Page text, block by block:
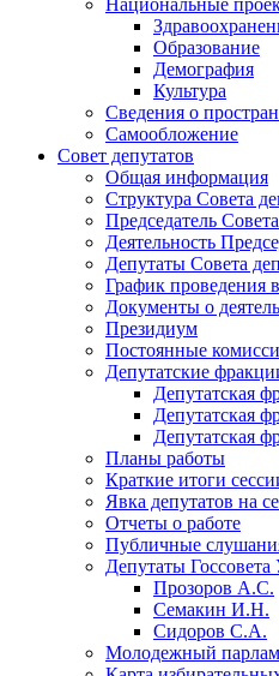
Образование
Демография
Культура
Сведения о
Самообложение
Совет депутатов
Общая информация
Структура Совета
Председатель
Деятельность
Депутаты Совета
График проведения
Документы о
Президиум
Постоянные
Депутатские
Депутатская
Планы работы
Краткие итоги
Явка депутатов на
Отчеты о работе
Публичные
Депутаты
Прозоров А.С.
Семакин И.Н.
Сидоров С.А.
Молодежный